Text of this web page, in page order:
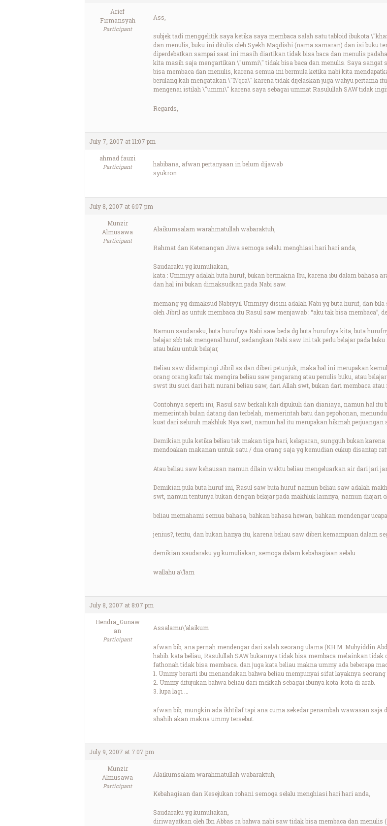
Arief
Firmansyah
Participant
Ass,
subjek tadi menggelitik saya ketika saya membaca salah satu tabloid ibukota
dan menulis, buku ini ditulis oleh Syekh Maqdishi (nama samaran) dan isi buku
diperdebatkan sampai saat ini masih diartikan tidak bisa baca dan menulis
kita masih saja mengartikan \"ummi\" tidak bisa baca dan menulis. Saya sangat
bisa membaca dan menulis, karena semua ini bermula ketika nabi kita
berulang kali mengatakan \"I\’qra\" karena tidak dijelaskan juga wahyu pertama
mengenai istilah \"ummi\" karena saya sebagai ummat Rasulullah SAW tidak
Regards,
July 7, 2007 at 11:07 pm
ahmad fauzi
Participant
habibana, afwan pertanyaan in belum dijawab
syukron
July 8, 2007 at 6:07 pm
Munzir
Almusawa
Participant
Alaikumsalam warahmatullah wabaraktuh,
Rahmat dan Ketenangan Jiwa semoga selalu menghiasi hari hari anda,
Saudaraku yg kumuliakan,
kata : Ummiyy adalah buta huruf, bukan bermakna Ibu, karena ibu dalam bahasa
dan hal ini bukan dimaksudkan pada Nabi saw.
memang yg dimaksud Nabiyyil Ummiyy disini adalah Nabi yg buta huruf, dan
oleh Jibril as untuk membaca itu Rasul saw menjawab : “aku tak bisa membaca”,
Namun saudaraku, buta hurufnya Nabi saw beda dg buta hurufnya kita, buta
belajar sbb tak mengenal huruf, sedangkan Nabi saw ini tak perlu belajar pada
atau buku untuk belajar,
Beliau saw didampingi Jibril as dan diberi petunjuk, maka hal ini merupakan
orang orang kafir tak mengira beliau saw pengarang atau penulis buku, atau
swst itu suci dari hati nurani beliau saw, dari Allah swt, bukan dari membaca atau
Contohnya seperti ini, Rasul saw berkali kali dipukuli dan dianiaya, namun hal itu
memerintah bulan datang dan terbelah, memerintah batu dan pepohonan,
kuat dari seluruh makhluk Nya swt, namun hal itu merupakan hikmah perjuangan
Demikian pula ketika beliau tak makan tiga hari, kelaparan, sungguh bukan
mendoakan makanan untuk satu / dua orang saja yg kemudian cukup disantap
Atau beliau saw kehausan namun dilain waktu beliau mengeluarkan air dari jari
Demikian pula buta huruf ini, Rasul saw buta huruf namun beliau saw adalah
swt, namun tentunya bukan dengan belajar pada makhluk lainnya, namun diajari
beliau memahami semua bahasa, bahkan bahasa hewan, bahkan mendengar
jenius?, tentu, dan bukan hanya itu, karena beliau saw diberi kemampuan dalam
demikian saudaraku yg kumuliakan, semoga dalam kebahagiaan selalu.
wallahu a\’lam
July 8, 2007 at 8:07 pm
Hendra_Gunaw
an
Participant
Assalamu\’alaikum
afwan bib, ana pernah mendengar dari salah seorang ulama (KH M. Muhyiddin
habib. kata beliau, Rasulullah SAW bukannya tidak bisa membaca melainkan
fathonah tidak bisa membaca. dan juga kata beliau makna ummy ada beberapa
1. Ummy berarti ibu menandakan bahwa beliau mempunyai sifat layaknya
2. Ummy ditujukan bahwa beliau dari mekkah sebagai ibunya kota-kota di arab.
3. lupa lagi …
afwan bib, mungkin ada ikhtilaf tapi ana cuma sekedar penambah wawasan saja
shahih akan makna ummy tersebut.
July 9, 2007 at 7:07 pm
Munzir
Almusawa
Participant
Alaikumsalam warahmatullah wabaraktuh,
Kebahagiaan dan Kesejukan rohani semoga selalu menghiasi hari hari anda,
Saudaraku yg kumuliakan,
diriwayatkan oleh Ibn Abbas ra bahwa nabi saw tidak bisa membaca dan menulis